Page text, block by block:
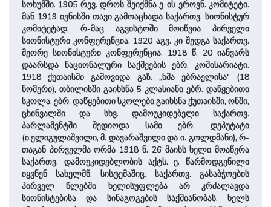
სოხუმში. 1905 რევ. დროს შეიქმნა ე-ის ეროვნ. კომიტეტი.
მან 1919 ივნისში თავი გამოაცხადა საქართვ. სიონისტურ
კომიტეტად, რ-მაც აგვისტოში მოიწვია პირველი
სიონისტური კონფერენცია. 1920 აგვ. კი შედგა საქართვ.
მეორე სიონისტური კონფერენცია. 1918 წ. 20 იანვარს
დაარსდა ნაციონალური საქმეების ებრ. კომისარიატი.
1918 ქუთაისში გამოვიდა გაზ. „ხმა ებრაელისა" (18
ნომერი), თბილისში გაიხსნა 5-კლასიანი ებრ. დაწყებითი
სკოლა. ებრ. დაწყებითი სკოლები გაიხსნა ქუთაისში, ონში,
ცხინვალში და სხვ. დამოუკიდებელი საქართვ.
პარლამენტში შედიოდა სამი ებრ. დეპუტატი
(ი.ელიგულაშვილი, მ. დავარაშვილი და ი. გოლდმანი), რ-
თაგან პირველმა ორმა 1918 წ. 26 მაისს ხელი მოაწერა
საქართვ. დამოუკიდებლობის აქტს. ე. წარმოდგენილი
იყვნენ სახელმწ. სისტემაშიც. საქართვ. გასაბჭოების
პირველ წლებში ხელისუფლება არ კრძალავდა
სიონისტებისა და სინაგოგების საქმიანობას, ხელს